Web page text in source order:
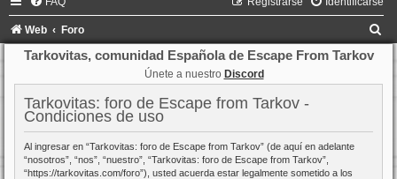
Web Foro
Tarkovitas, comunidad Española de Escape From Tarkov
Únete a nuestro Discord
Tarkovitas: foro de Escape from Tarkov -
Condiciones de uso
Al ingresar en “Tarkovitas: foro de Escape from Tarkov” (de aquí en adelante
“nosotros”, “nos”, “nuestro”, “Tarkovitas: foro de Escape from Tarkov”,
“https://tarkovitas.com/foro”), usted acuerda estar legalmente sometido a los